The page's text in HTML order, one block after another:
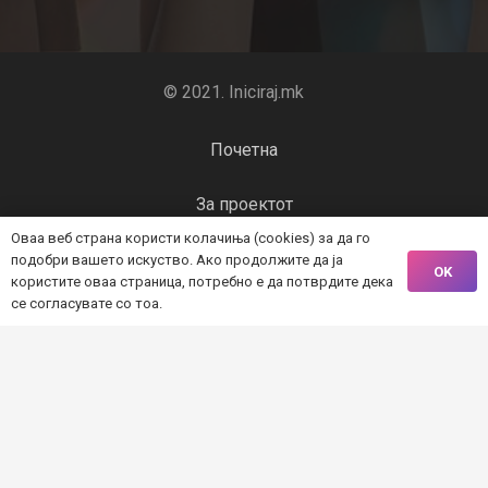
© 2021. Iniciraj.mk
Почетна
За проектот
Алатки
Оваа веб страна користи колачиња (cookies) за да го
подобри вашето искуство. Ако продолжите да ја
користите оваа страница, потребно е да потврдите дека
се согласувате со тоа.
OK